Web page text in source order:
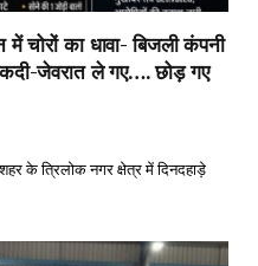
चोरों का धावा- बिजली कंपनी
जेवरात ले गए…. छोड़ गए
के त्रिलोक नगर क्षेत्र में दिनदहाड़े